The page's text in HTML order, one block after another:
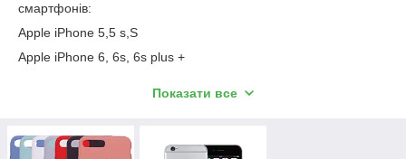
смартфонів:
Apple iPhone 5,5 s,S
Apple iPhone 6, 6s, 6s plus +
Показати все